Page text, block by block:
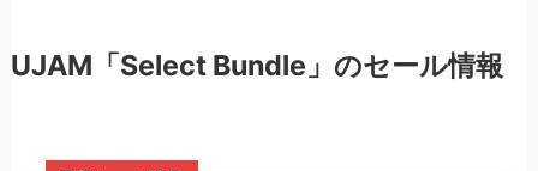
UJAM「Select Bundle」のセール情報